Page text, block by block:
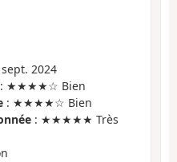
2024
: ★★★★☆ Bien
: ★★★★☆ Bien
: ★★★★★ Très